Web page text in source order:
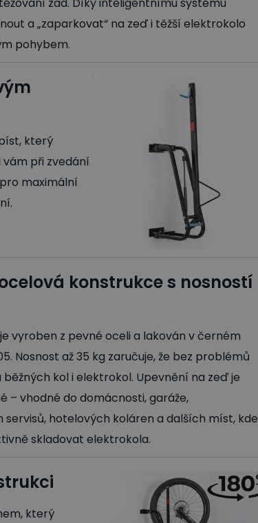
a „zaparkovat“ na zeď i těžší elektrokolo
pohybem.
který
vám při zvedání
maximální
konstrukce s nosností
vyroben z pevné oceli a lakován v černém
Nosnost až 35 kg zaručuje, že bez problémů
běžných kol i elektrokol. Upevnění na zeď je
– vhodné do domácnosti, garáže,
servisů, hotelových koláren a dalších míst, kde
skladovat elektrokola.
který